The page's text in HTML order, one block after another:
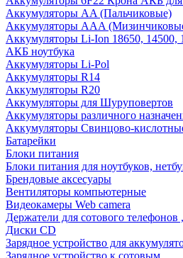
Аккумуляторы AA (Пальчиковые)
Аккумуляторы AAA
Аккумуляторы Li-Ion 18650, 14500,
АКБ ноутбука
Аккумуляторы Li-Pol
Аккумуляторы R14
Аккумуляторы R20
Аккумуляторы для Шуруповертов
Аккумуляторы различного
Аккумуляторы Свинцово-
Батарейки
Блоки питания
Блоки питания для ноутбуков,
Брендовые аксесуары
Вентиляторы компьютерные
Видеокамеры Web camera
Держатели для сотового
Диски CD
Зарядное устройство для
Зарядное устройство к сотовым